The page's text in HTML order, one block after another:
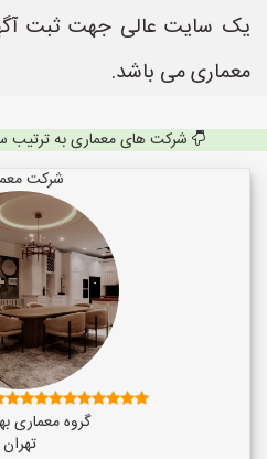
یک سایت عالی جهت ثبت
معماری می باشد.
شرکت های معماری به ترتیب
شرکت
گروه معماری
تهران